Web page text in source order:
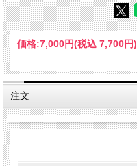
価格:7,000円(税込 7,700円)
注文